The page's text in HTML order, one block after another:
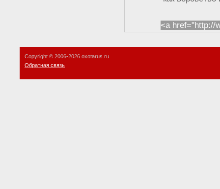
<a href="http://
Copyright © 2006-2026 oxotarus.ru
Обратная связь